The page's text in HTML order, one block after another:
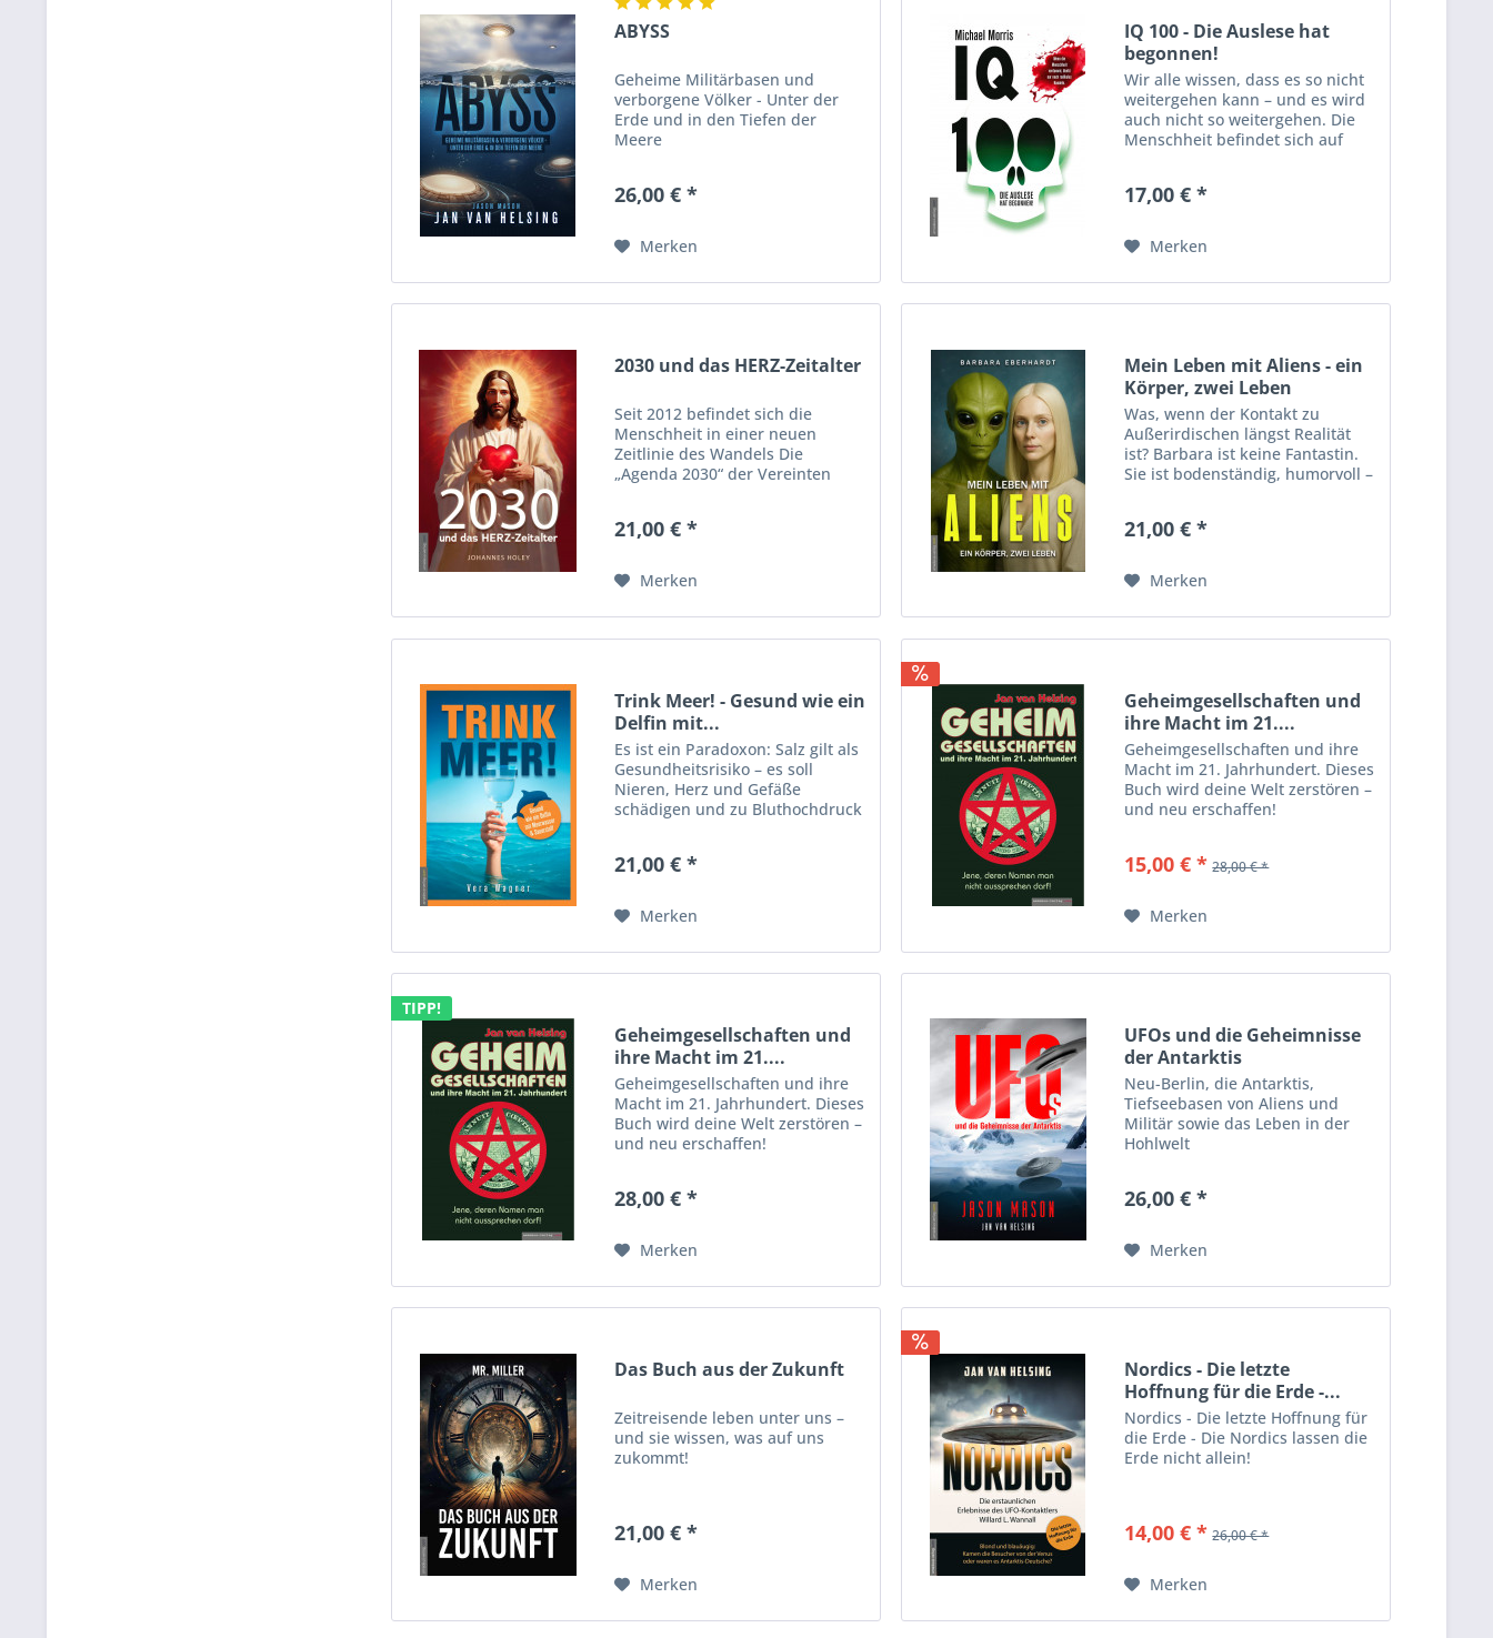
ABYSS
Geheime Militärbasen und
verborgene Völker - Unter der
Erde und in den Tiefen der
Meere
26,00 € *
Merken
IQ 100 - Die Auslese hat
begonnen!
Wir alle wissen, dass es so nicht
weitergehen kann – und es wird
auch nicht so weitergehen. Die
Menschheit befindet sich auf
schönreden und die meisten
17,00 € *
Merken
2030 und das HERZ-Zeitalter
Seit 2012 befindet sich die
Menschheit in einer neuen
Zeitlinie des Wandels Die
„Agenda 2030“ der Vereinten
birgt in Wahrheit das Potenzial
21,00 € *
Merken
Mein Leben mit Aliens - ein
Körper, zwei Leben
Was, wenn der Kontakt zu
Außerirdischen längst Realität
ist? Barbara ist keine Fantastin.
Sie ist bodenständig, humorvoll –
und dem außerirdischen.
21,00 € *
Merken
Trink Meer! - Gesund wie ein
Delfin mit...
Es ist ein Paradoxon: Salz gilt als
Gesundheitsrisiko – es soll
Nieren, Herz und Gefäße
schädigen und zu Bluthochdruck
Unfällen, Schockzuständen oder
21,00 € *
Merken
Geheimgesellschaften und
ihre Macht im 21....
Geheimgesellschaften und ihre
Macht im 21. Jahrhundert. Dieses
Buch wird deine Welt zerstören –
und neu erschaffen!
15,00 € * 28,00 € *
Merken
TIPP!
Geheimgesellschaften und
ihre Macht im 21....
Geheimgesellschaften und ihre
Macht im 21. Jahrhundert. Dieses
Buch wird deine Welt zerstören –
und neu erschaffen!
28,00 € *
Merken
UFOs und die Geheimnisse
der Antarktis
Neu-Berlin, die Antarktis,
Tiefseebasen von Aliens und
Militär sowie das Leben in der
Hohlwelt
26,00 € *
Merken
Das Buch aus der Zukunft
Zeitreisende leben unter uns –
und sie wissen, was auf uns
zukommt!
21,00 € *
Merken
Nordics - Die letzte
Hoffnung für die Erde -...
Nordics - Die letzte Hoffnung für
die Erde - Die Nordics lassen die
Erde nicht allein!
14,00 € * 26,00 € *
Merken